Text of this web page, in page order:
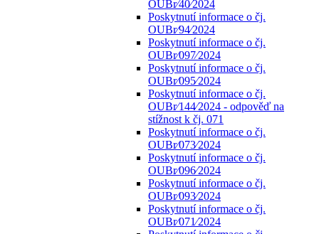
OUBr⁄40⁄2024
Poskytnutí informace o čj.
OUBr⁄94⁄2024
Poskytnutí informace o čj.
OUBr⁄097⁄2024
Poskytnutí informace o čj.
OUBr⁄095⁄2024
Poskytnutí informace o čj.
OUBr⁄144⁄2024 - odpověď na
stížnost k čj. 071
Poskytnutí informace o čj.
OUBr⁄073⁄2024
Poskytnutí informace o čj.
OUBr⁄096⁄2024
Poskytnutí informace o čj.
OUBr⁄093⁄2024
Poskytnutí informace o čj.
OUBr⁄071⁄2024